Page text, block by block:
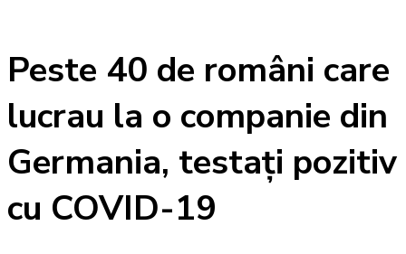
Peste 40 de români care
lucrau la o companie din
Germania, testaţi pozitiv
cu COVID-19